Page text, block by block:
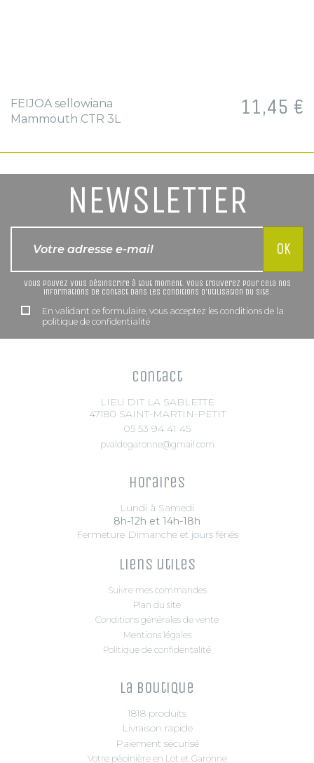
FEIJOA sellowiana
Mammouth CTR 3L
Prix
11,45 €
NEWSLETTER
Vous pouvez vous désinscrire à tout moment. Vous trouverez pour cela nos
informations de contact dans les conditions d'utilisation du site.
En validant ce formulaire, vous acceptez les conditions de la
politique de confidentialité
Contact
LIEU DIT LA SABLETTE
47180 SAINT-MARTIN-PETIT
05 53 94 41 45
pvaldegaronne@gmail.com
Horaires
Lundi à Samedi
8h-12h et 14h-18h
Fermeture Dimanche et jours fériés
Liens utiles
Suivre mes commandes
Plan du site
Conditions générales de vente
Mentions légales
Politique de confidentalité
La boutique
1818 produits
Livraison rapide
Paiement sécurisé
Votre pépinière en Lot et Garonne